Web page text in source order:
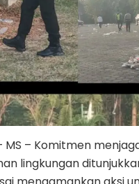
MS – Komitmen
lingkungan